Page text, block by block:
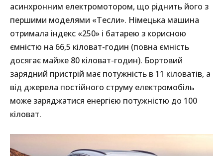
асинхронним електромотором, що ріднить його з
першими моделями «Тесли». Німецька машина
отримала індекс «250» і батарею з корисною
ємністю на 66,5 кіловат-годин (повна ємність
досягає майже 80 кіловат-годин). Бортовий
зарядний пристрій має потужність в 11 кіловатів, а
від джерела постійного струму електромобіль
може заряджатися енергією потужністю до 100
кіловат.